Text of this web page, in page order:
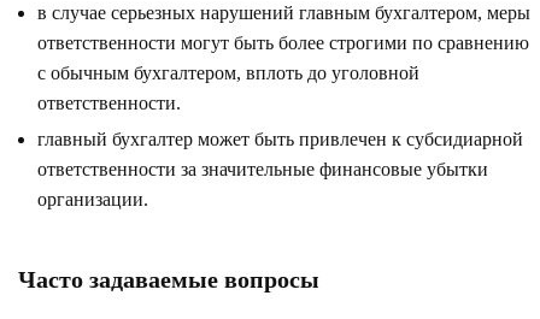
в случае серьезных нарушений главным бухгалтером, меры
ответственности могут быть более строгими по сравнению
с обычным бухгалтером, вплоть до уголовной
ответственности.
главный бухгалтер может быть привлечен к субсидиарной
ответственности за значительные финансовые убытки
организации.
Часто задаваемые вопросы